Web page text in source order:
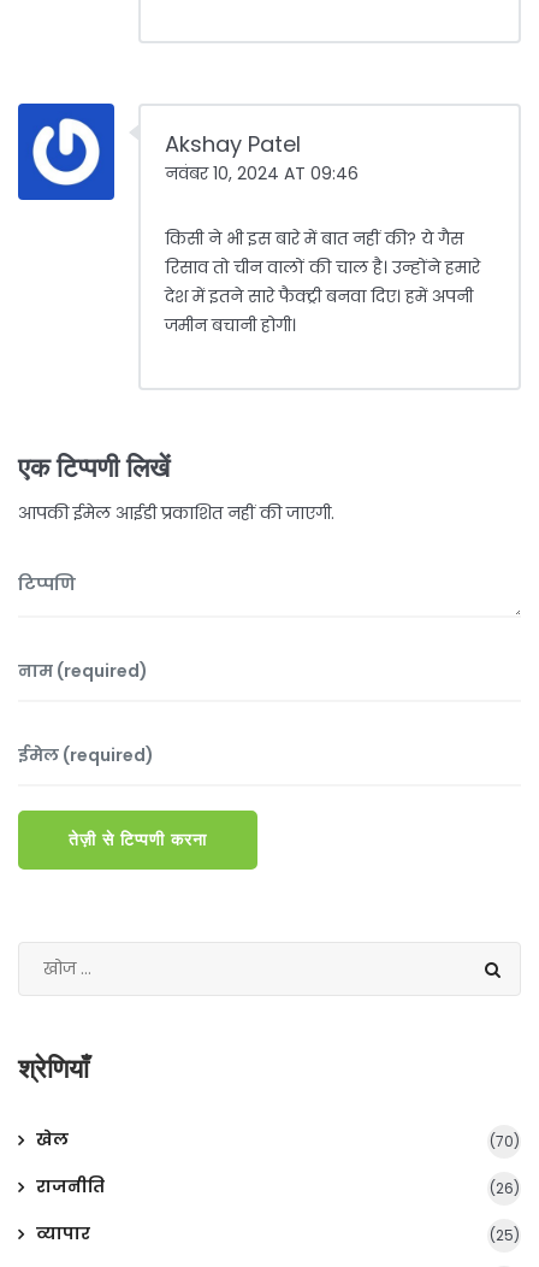
Akshay Patel
नवंबर 10, 2024 AT 09:46
किसी ने भी इस बारे में बात नहीं की? ये गैस
रिसाव तो चीन वालों की चाल है। उन्होंने हमारे
देश में इतने सारे फैक्ट्री बनवा दिए। हमें अपनी
जमीन बचानी होगी।
एक टिप्पणी लिखें
आपकी ईमेल आईडी प्रकाशित नहीं की जाएगी.
तेज़ी से टिप्पणी करना
श्रेणियाँ
खेल (70)
राजनीति (26)
व्यापार (25)